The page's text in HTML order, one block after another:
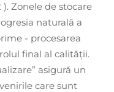
). Zonele de stocare
naturală a
- procesarea
final al calității.
asigură un
care sunt